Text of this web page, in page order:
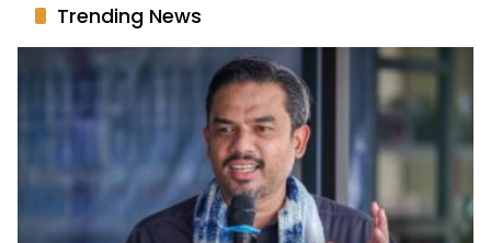
Trending News